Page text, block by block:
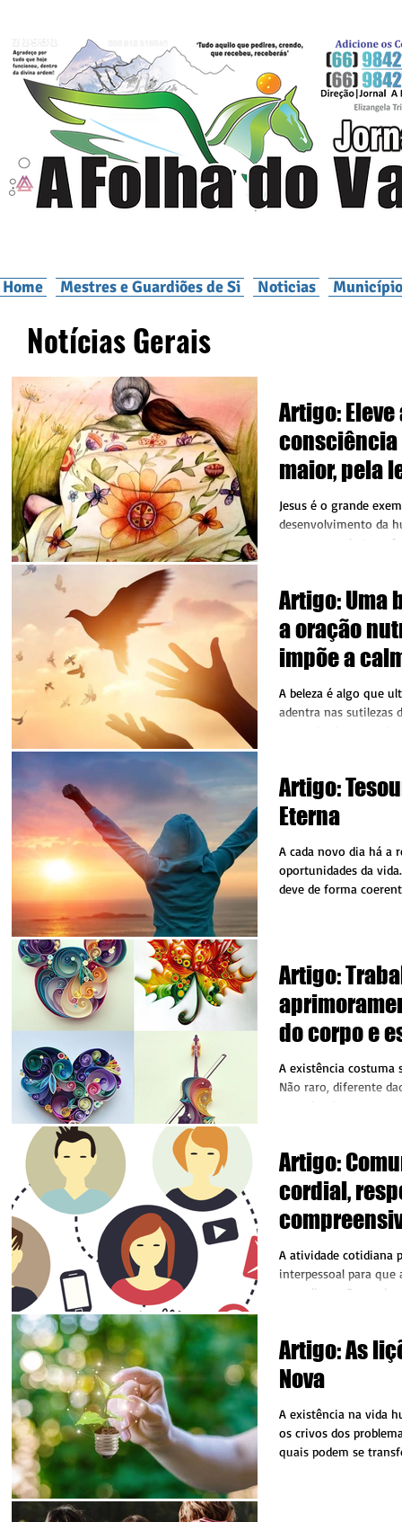
Home Mestres e Guardiões de Si Noticias
Notícias Gerais
Artigo: Eleve
consciência
maior, pela
do amor. Se
melhor, o
Jesus é o grande
desenvolvimento da
passagem pela terra
Artigo: Uma
a oração
impõe a
o mundo
A beleza é algo que
adentra nas sutilezas
torno de algo
Artigo:
Eterna
A cada novo dia há a
oportunidades da
deve de forma
Artigo:
do corpo e
A existência costuma
Não raro, diferente
Artigo:
cordial,
A atividade cotidiana
interpessoal para que
se realizem.
Artigo: As
Nova
A existência na vida
os crivos dos
quais podem se